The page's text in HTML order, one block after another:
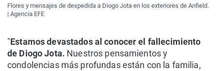
Flores y mensajes de despedida a Diogo Jota en los exteriores de Anfield.
| Agencia EFE
"Estamos devastados al conocer el fallecimiento
de Diogo Jota. Nuestros pensamientos y
condolencias más profundas están con la familia,